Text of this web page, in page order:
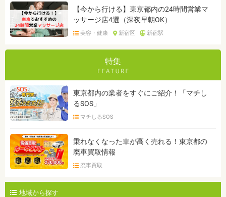
【今から行ける】東京都内の24時間営業マ
ッサージ店4選（深夜早朝OK）
美容・健康 新宿区 新宿駅
特集
東京都内の業者をすぐにご紹介！「マチし
るSOS」
マチしるSOS
乗れなくなった車が高く売れる！東京都の
廃車買取情報
廃車買取
地域から探す